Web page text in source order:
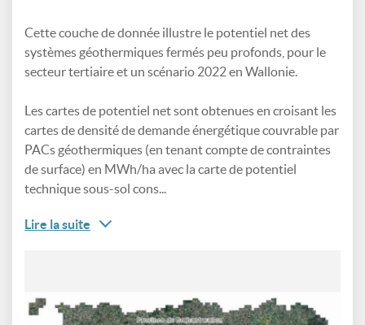
Cette couche de donnée illustre le potentiel net des
systèmes géothermiques fermés peu profonds, pour le
secteur tertiaire et un scénario 2022 en Wallonie.
Les cartes de potentiel net sont obtenues en croisant les
cartes de densité de demande énergétique couvrable par
PACs géothermiques (en tenant compte de contraintes
de surface) en MWh/ha avec la carte de potentiel
technique sous-sol cons...
Lire la suite